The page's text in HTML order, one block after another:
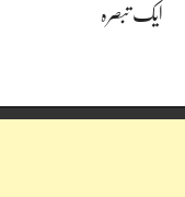
ایک تبصرہ